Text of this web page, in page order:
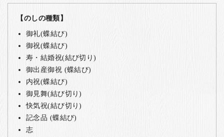
【のしの種類】
御礼(蝶結び)
御祝(蝶結び)
寿・結婚祝(結び切り)
御出産御祝 (蝶結び)
内祝(蝶結び)
御見舞(結び切り)
快気祝(結び切り)
記念品 (蝶結び)
志